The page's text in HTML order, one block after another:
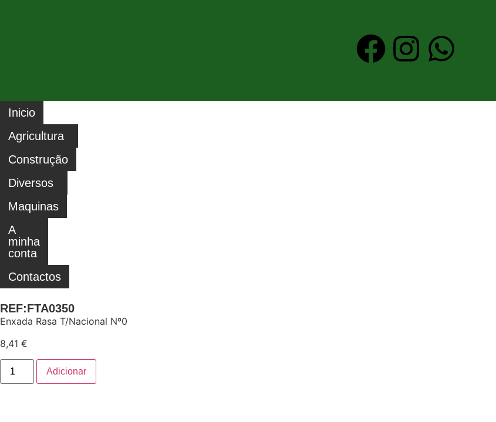
Inicio
Agricultura
Construção
Diversos
Maquinas
A
minha
conta
Contactos
REF:FTA0350
Enxada Rasa T/Nacional Nº0
8,41 €
Adicionar